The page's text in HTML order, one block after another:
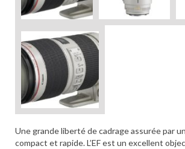
Une grande liberté de cadrage assurée par
compact et rapide. L’EF est un excellent